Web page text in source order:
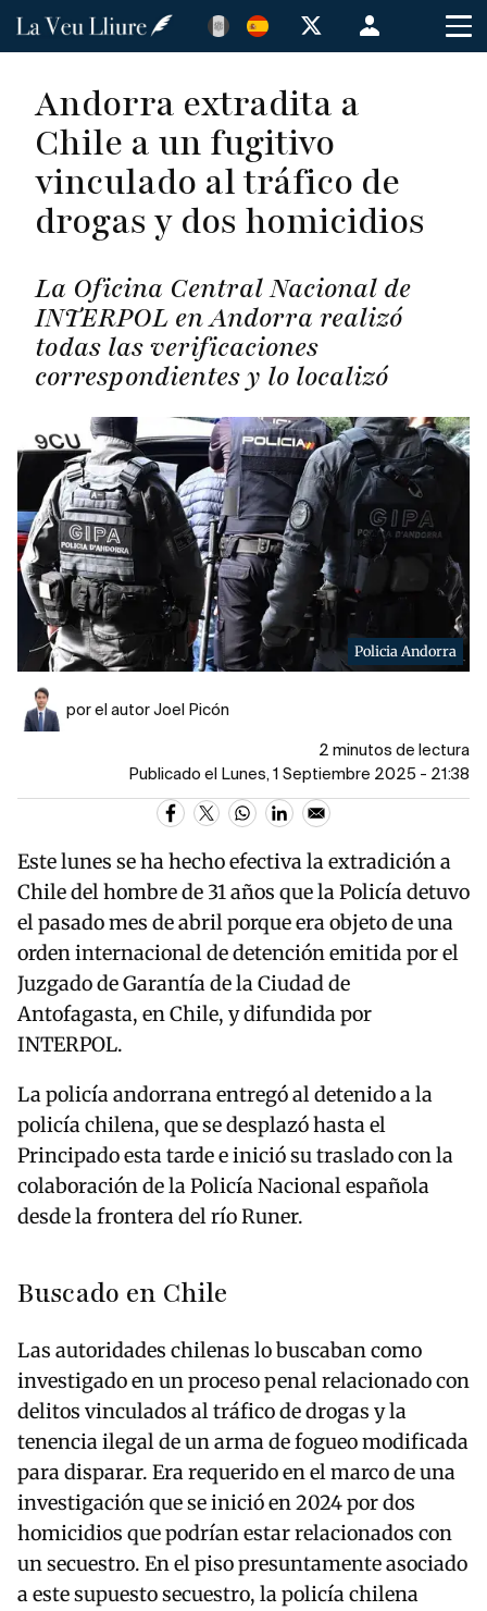
Pasar
principal
Menú
de
de
Andorra extradita a
Chile a un fugitivo
vinculado al tráfico de
drogas y dos homicidios
La Oficina Central Nacional de
INTERPOL en Andorra realizó
todas las verificaciones
correspondientes y lo localizó
Policia Andorra
por el autor Joel Picón
2 minutos de lectura
Publicado el Lunes, 1 Septiembre 2025 - 21:38
Este lunes se ha hecho efectiva la extradición a
Chile del hombre de 31 años que la Policía detuvo
el pasado mes de abril porque era objeto de una
orden internacional de detención emitida por el
Juzgado de Garantía de la Ciudad de
Antofagasta, en Chile, y difundida por
INTERPOL.
La policía andorrana entregó al detenido a la
policía chilena, que se desplazó hasta el
Principado esta tarde e inició su traslado con la
colaboración de la Policía Nacional española
desde la frontera del río Runer.
Buscado en Chile
Las autoridades chilenas lo buscaban como
investigado en un proceso penal relacionado con
delitos vinculados al tráfico de drogas y la
tenencia ilegal de un arma de fogueo modificada
para disparar. Era requerido en el marco de una
investigación que se inició en 2024 por dos
homicidios que podrían estar relacionados con
un secuestro. En el piso presuntamente asociado
a este supuesto secuestro, la policía chilena